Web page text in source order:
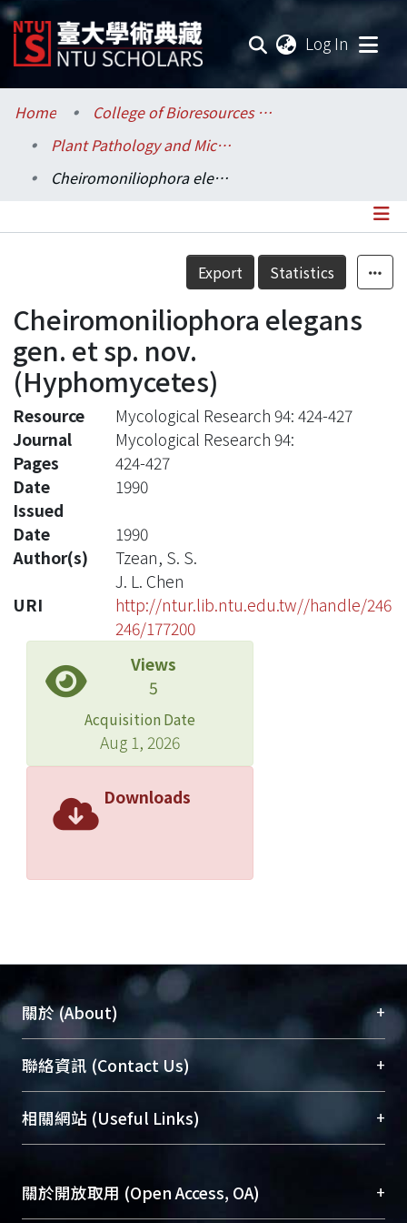
Log In
Communities & Collections
Research Outputs
Statistics
Home
College of Bioresources and Agriculture / 生物資源暨農學院
Plant Pathology and Microbiology / 植物病理與微生物學系
Cheiromoniliophora elegans gen. et sp. nov.(Hyphomycetes)
Details
Export Statistics
Cheiromoniliophora elegans
gen. et sp. nov.
(Hyphomycetes)
Resource
Mycological Research 94: 424-427
Journal
Mycological Research 94:
Pages
424-427
Date
Issued
1990
Date
1990
Author(s)
Tzean, S. S.
J. L. Chen
URI
http://ntur.lib.ntu.edu.tw//handle/246
246/177200
Views
5
Acquisition Date
Aug 1, 2026
Downloads
關於 (About) +
臺大位居世界頂尖大學之列，為永久珍藏及向國際
展現本校豐碩的研究成果及學術能量，圖書館整合
機構典藏（NTUR）與學術庫（AH）不同功能平
台，成為臺大學術典藏NTU scholars。期能整合研
成果。
聯絡資訊 (Contact Us) +
總館學科館員(Main Library)
醫學圖書館學科館員(Medical Library)
Sciences Library)
相關網站 (Useful Links) +
關於開放取用 (Open Access, OA) +